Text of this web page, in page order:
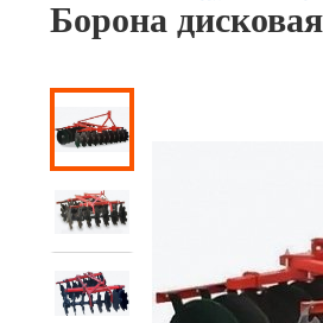
Борона